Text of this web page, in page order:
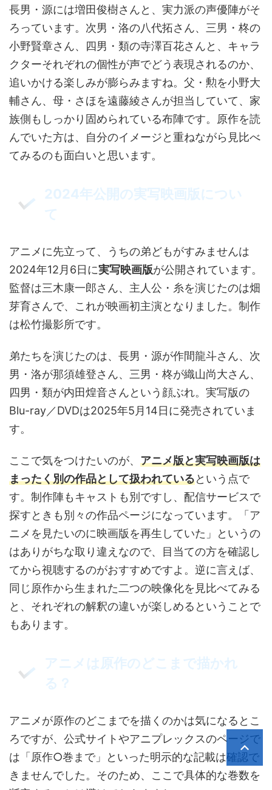
長男・源には増田俊樹さんと、実力派の声優陣がそ
ろっています。次男・洛の八代拓さん、三男・柊の
小野賢章さん、四男・類の寺澤百花さんと、キャラ
クターそれぞれの個性が声でどう表現されるのか、
追いかける楽しみが膨らみますね。父・勲を小野大
輔さん、母・さほを遠藤綾さんが担当していて、家
族側もしっかり固められている布陣です。原作を読
んでいた方は、自分のイメージと重ねながら見比べ
てみるのも面白いと思います。
2024年公開の実写映画版につい
て
アニメに先立って、うちの弟どもがすみませんは
2024年12月6日に実写映画版が公開されています。
監督は三木康一郎さん、主人公・糸を演じたのは畑
芽育さんで、これが映画初主演となりました。制作
は松竹撮影所です。
弟たちを演じたのは、長男・源が作間龍斗さん、次
男・洛が那須雄登さん、三男・柊が織山尚大さん、
四男・類が内田煌音さんという顔ぶれ。実写版の
Blu-ray／DVDは2025年5月14日に発売されていま
す。
ここで気をつけたいのが、 アニメ版と実写映画版は
まったく別の作品として扱われているという点で
す。制作陣もキャストも別ですし、配信サービスで
探すときも別々の作品ページになっています。「ア
ニメを見たいのに映画版を再生していた」というの
はありがちな取り違えなので、目当ての方を確認し
てから視聴するのがおすすめですよ。逆に言えば、
同じ原作から生まれた二つの映像化を見比べてみる
と、それぞれの解釈の違いが楽しめるということで
もあります。
アニメは原作のどこまで描かれ
る？
アニメが原作のどこまでを描くのかは気になるとこ
ろですが、公式サイトやアニプレックスのページで
は「原作○巻まで」といった明示的な記載は確認で
きませんでした。そのため、ここで具体的な巻数を